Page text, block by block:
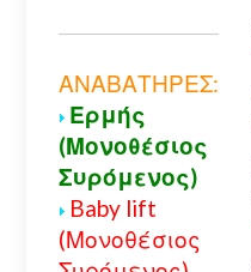
ΑΝΑΒΑΤΗΡΕΣ:
Ερμής
(Μονοθέσιος
Συρόμενος)
Baby lift
(Μονοθέσιος